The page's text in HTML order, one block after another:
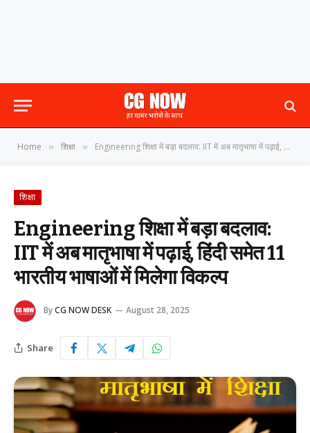
Home » शिक्षा » Engineering शिक्षा में बड़ा बदलाव: IIT में अब मातृभाषा में पढ़ाई, हिंदी समेत 11 भारतीय भाषाओं में मिलेगा विकल्प
शिक्षा
Engineering शिक्षा में बड़ा बदलाव:
IIT में अब मातृभाषा में पढ़ाई, हिंदी समेत 11
भारतीय भाषाओं में मिलेगा विकल्प
ByCG NOW DESK August 28, 2025
Share